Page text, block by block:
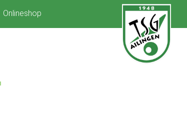
Onlineshop